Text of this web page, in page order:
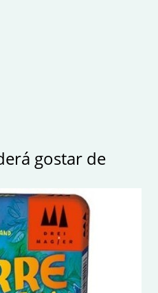
gostar de